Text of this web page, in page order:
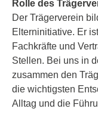
Rolle des
Der Trägerverein
Elterninitiative. Er
Fachkräfte und
Stellen. Bei uns in
zusammen den
die wichtigsten
Alltag und die